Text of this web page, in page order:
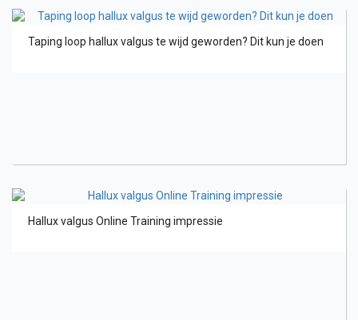
Taping loop hallux valgus te wijd geworden? Dit kun je doen
Hallux valgus Online Training impressie